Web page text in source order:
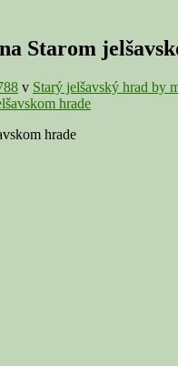
Starom
v Starý jelšavský hrad by
hrade